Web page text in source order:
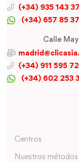
(+34) 935 143
(+34) 657 85
Calle
(+34) 911 595
(+34) 602 253
Centros
Nuestros métodos